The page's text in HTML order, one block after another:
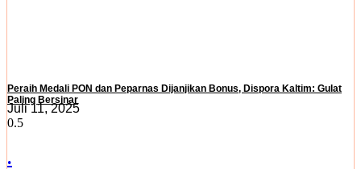
Peraih Medali PON dan Peparnas Dijanjikan Bonus, Dispora Kaltim: Gulat
Paling Bersinar
Juli 11, 2025
.